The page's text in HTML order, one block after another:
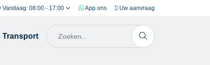
Vandaag: 08:00 - 17:00 App ons Uw aanvraag
Transport